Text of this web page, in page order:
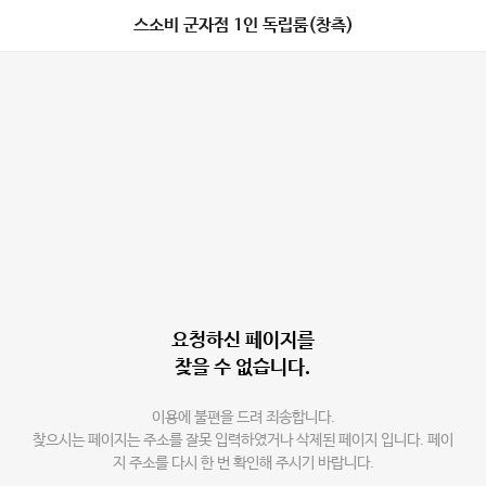
스소비 군자점 1인 독립룸(창측)
요청하신 페이지를
찾을 수 없습니다.
이용에 불편을 드려 죄송합니다.
찾으시는 페이지는 주소를 잘못 입력하였거나 삭제된 페이지 입니다. 페이
지 주소를 다시 한 번 확인해 주시기 바랍니다.